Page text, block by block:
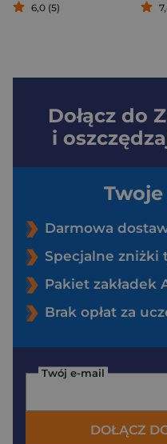
6,0 (5)
Dołącz do
i
Darmowa
Specjalne zniżki
Pakiet zakładek
Brak opłat za
Twój e-mail
DOŁĄCZ